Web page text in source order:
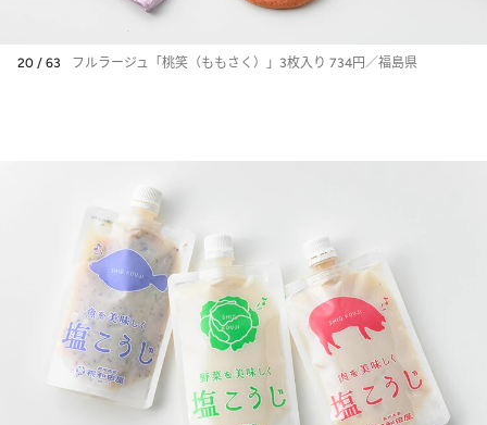
20 / 63 フルラージュ「桃笑（ももさく）」3枚入り 734円／福島県